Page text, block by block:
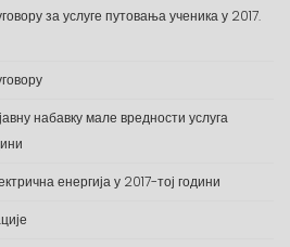
за услуге путовања ученика у 2017.
набавку мале вредности услуга
енергија у 2017-тој години